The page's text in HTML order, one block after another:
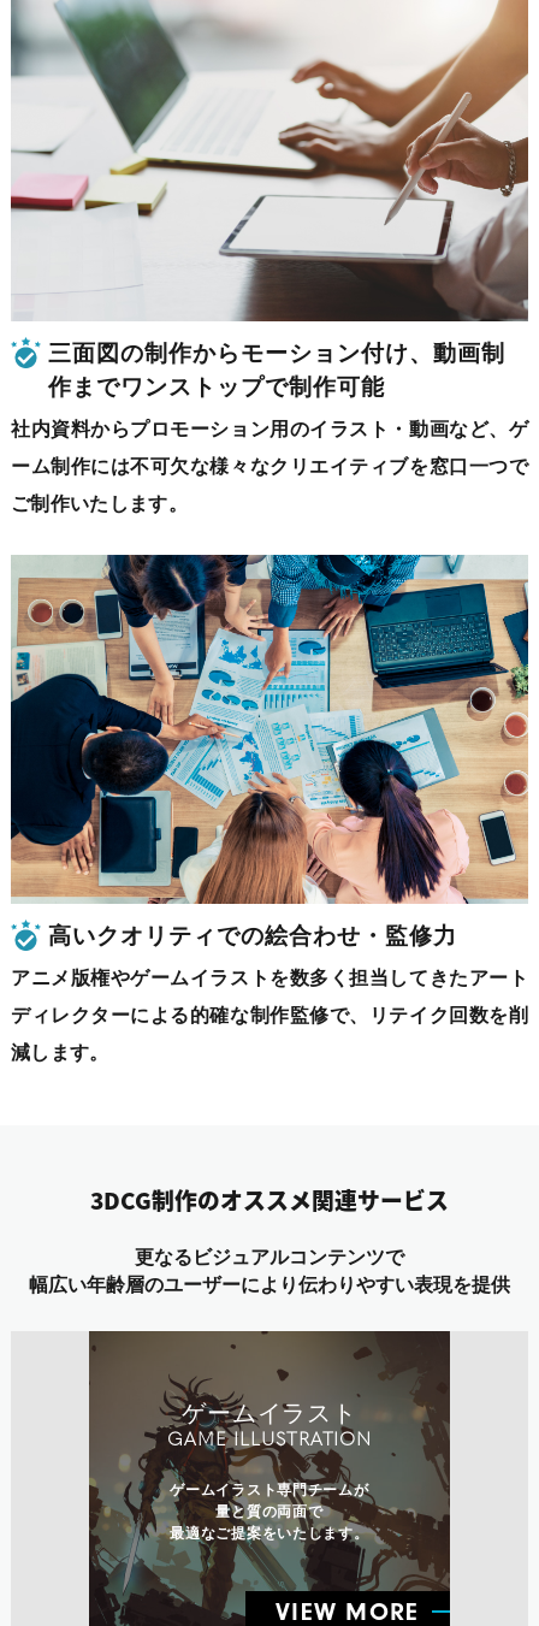
三面図の制作からモーション付け、 動画制
作までワンストップで制作可能
社内資料からプロモーション用のイラスト・動画など、ゲ
ーム制作には不可欠な様々なクリエイティブを窓口一つで
ご制作いたします。
高いクオリティでの絵合わせ・監修力
アニメ版権やゲームイラストを数多く担当してきたアート
ディレクターによる的確な制作監修で、リテイク回数を削
減します。
3DCG制作のオススメ関連サービス
更なるビジュアルコンテンツで
幅広い年齢層のユーザーにより伝わりやすい表現を提供
ゲームイラスト
GAME ILLUSTRATION
ゲームイラスト専門チームが
量と質の両面で
最適なご提案をいたします。
VIEW MORE